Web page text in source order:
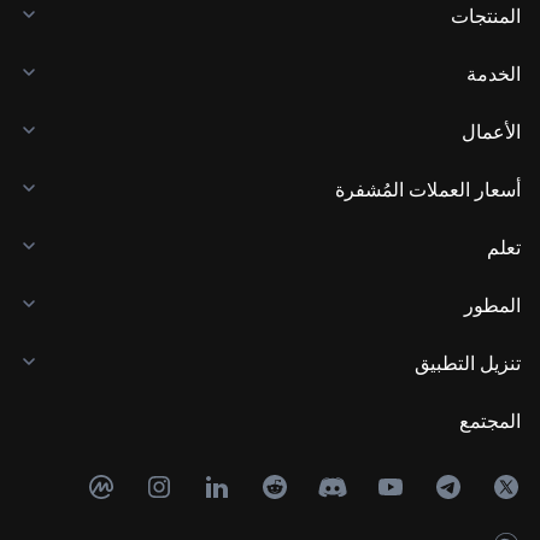
المنتجات
الخدمة
الأعمال
أسعار العملات المُشفرة
تعلم
المطور
تنزيل التطبيق
المجتمع